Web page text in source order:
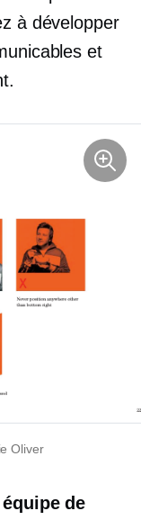
à développer
et
Oliver
de